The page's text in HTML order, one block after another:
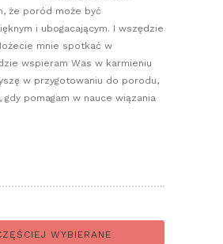
że poród może być
i ubogacającym. I wszędzie
mnie spotkać w
wspieram Was w karmieniu
w przygotowaniu do porodu,
gdy pomagam w nauce wiązania
WYBIERANE